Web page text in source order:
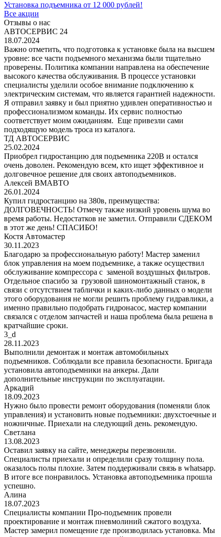
Установка подъемника от 12 000 рублей!
Все акции
Отзывы о нас
АВТОСЕРВИС 24
18.07.2024
Важно отметить, что подготовка к установке была на высшем
уровне: все части подъемного механизма были тщательно
проверены. Политика компании направлена на обеспечение
высокого качества обслуживания. В процессе установки
специалисты уделили особое внимание подключению к
электрическим системам, что является гарантией надежности.
Я отправил заявку и был приятно удивлен оперативностью и
профессионализмом команды. Их сервис полностью
соответствует моим ожиданиям. Еще привезли сами
подходящую модель троса из каталога.
ТД АВТОСЕРВИС
25.02.2024
Приобрел гидростанцию для подъемника 220В и остался
очень доволен. Рекомендую всем, кто ищет эффективное и
долговечное решение для своих автоподъемников.
Алексей ВМАВТО
26.01.2024
Купил гидростанцию на 380в, преимущества:
ДОЛГОВЕЧНОСТЬ! Отмечу также низкий уровень шума во
время работы. Недостатков не заметил. Отправили СДЕКОМ
в этот же день! СПАСИБО!
Костя Автомастер
30.11.2023
Благодарю за профессиональную работу! Мастер заменил
блок управления на моем подъемнике, а также осуществил
обслуживание компрессора с заменой воздушных фильтров.
Отдельное спасибо за грузовой шиномонтажный станок, в
связи с отсутствием таблички и каких-либо данных о модели
этого оборудования не могли решить проблему гидравлики, а
именно правильно подобрать гидронасос, мастер компании
связался с отделом запчастей и наша проблема была решена в
кратчайшие сроки.
3_d
28.11.2023
Выполнили демонтаж и монтаж автомобильных
подъемников. Соблюдали все правила безопасности. Бригада
установила автоподъемники на анкеры. Дали
дополнительные инструкции по эксплуатации.
Аркадий
18.09.2023
Нужно было провести ремонт оборудования (поменяли блок
управления) и установить новые подъемники: двухстоечные и
ножничные. Приехали на следующий день. рекомендую.
Светлана
13.08.2023
Оставил заявку на сайте, менеджеры перезвонили.
Специалисты приехали и определили сразу толщину пола.
оказалось полы плохие. Затем поддерживали связь в whatsapp.
В итоге все понравилось. Установка автоподъемника прошла
успешно.
Алина
18.07.2023
Специалисты компании Про-подъемник провели
проектирование и монтаж пневмолиний сжатого воздуха.
Мастер замерил помещение где производилась установка. Мы